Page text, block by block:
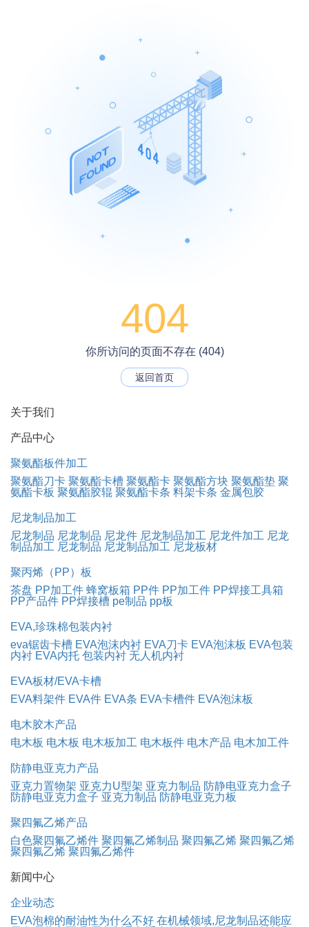
404
你所访问的页面不存在 (404)
返回首页
关于我们
产品中心
聚氨酯板件加工
聚氨酯刀卡 聚氨酯卡槽 聚氨酯卡 聚氨酯方块 聚氨酯垫 聚
氨酯卡板 聚氨酯胶辊 聚氨酯卡条 料架卡条 金属包胶
尼龙制品加工
尼龙制品 尼龙制品 尼龙件 尼龙制品加工 尼龙件加工 尼龙
制品加工 尼龙制品 尼龙制品加工 尼龙板材
聚丙烯（PP）板
茶盘 PP加工件 蜂窝板箱 PP件 PP加工件 PP焊接工具箱
PP产品件 PP焊接槽 pe制品 pp板
EVA,珍珠棉包装内衬
eva锯齿卡槽 EVA泡沫内衬 EVA刀卡 EVA泡沫板 EVA包装
内衬 EVA内托 包装内衬 无人机内衬
EVA板材/EVA卡槽
EVA料架件 EVA件 EVA条 EVA卡槽件 EVA泡沫板
电木胶木产品
电木板 电木板 电木板加工 电木板件 电木产品 电木加工件
防静电亚克力产品
亚克力置物架 亚克力U型架 亚克力制品 防静电亚克力盒子
防静电亚克力盒子 亚克力制品 防静电亚克力板
聚四氟乙烯产品
白色聚四氟乙烯件 聚四氟乙烯制品 聚四氟乙烯 聚四氟乙烯
聚四氟乙烯 聚四氟乙烯件
新闻中心
企业动态
EVA泡棉的耐油性为什么不好 在机械领域,尼龙制品还能应